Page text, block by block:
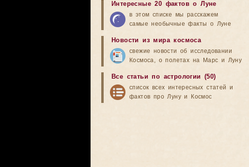
Интересные 20 фактов о Луне
в этом списке мы расскажем
самые необычные факты о Луне
Новости из мира космоса
свежие новости об исследовании
Космоса, о полетах на Марс и Луну
Все статьи по астрологии (50)
список всех интересных статей и
фактов про Луну и Космос